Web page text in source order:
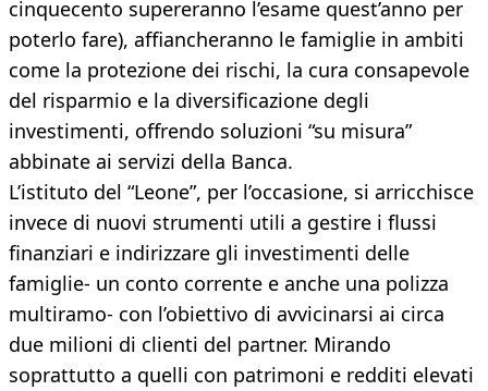
cinquecento supereranno l’esame quest’anno per
poterlo fare), affiancheranno le famiglie in ambiti
come la protezione dei rischi, la cura consapevole
del risparmio e la diversificazione degli
investimenti, offrendo soluzioni “su misura”
abbinate ai servizi della Banca.
L’istituto del “Leone”, per l’occasione, si arricchisce
invece di nuovi strumenti utili a gestire i flussi
finanziari e indirizzare gli investimenti delle
famiglie- un conto corrente e anche una polizza
multiramo- con l’obiettivo di avvicinarsi ai circa
due milioni di clienti del partner. Mirando
soprattutto a quelli con patrimoni e redditi elevati